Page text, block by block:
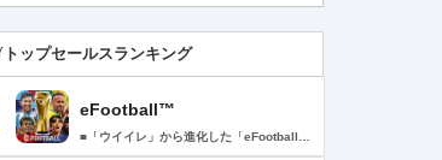
トップセールスランキング
eFootball™